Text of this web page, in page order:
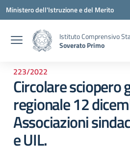
Vai ai contenuti
Vai al menu di navigazione
Vai al footer
Ministero dell'Istruzione e del Merito
Istituto Comprensivo
Soverato Primo
223/2022
Circolare sciopero
regionale 12
Associazioni
e UIL.